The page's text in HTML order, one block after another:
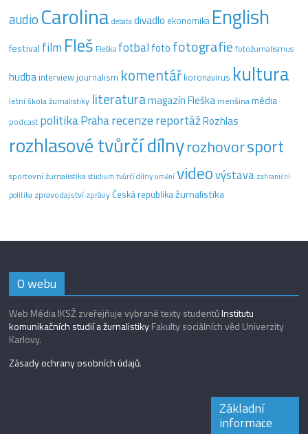
audio Carolina debata divadlo ekonomika English
festival film Fleš Fleška fotbal foto fotografie fotožurnalismus
hudba interview journalism komentář koronavirus kultura
letní škola žurnalistiky literaturamagazín Fleška menšinamédia
podcast politikaPraharecenzereportážRozhlas
rozhlasové tvůrčí dílnyrozhovorsport
sportovní žurnalistika studium tvůrčí dílny uměnívideovýstava zahraniční
politika zpravodajstvízprávyČeská republikažurnalistika
O webu
Web Média IKSŽ zveřejňuje vybrané texty studentůInstitutu
komunikačních studií a žurnalistikyFakulty sociálních věd Univerzity
Karlovy.
Zásady ochrany osobních údajů.
Základní
informace